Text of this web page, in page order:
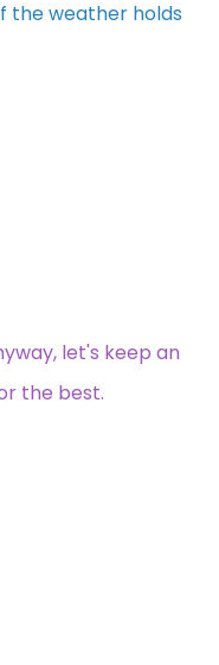
the weather holds
let's keep an
the best.